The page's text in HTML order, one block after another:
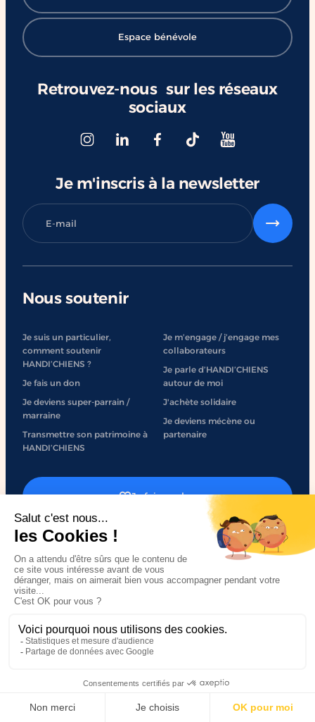
Retrouvez-nous sur les réseaux
sociaux
Espace bénévole
Je m'inscris à la newsletter
Nous soutenir
Je suis un particulier,
comment soutenir
HANDI’CHIENS ?
Je fais un don
Je deviens super-parrain /
marraine
Transmettre son patrimoine à
HANDI’CHIENS
Je m’engage / j’engage mes
collaborateurs
Je parle d’HANDI’CHIENS
autour de moi
J'achète solidaire
Je deviens mécène ou
partenaire
Je fais un don
J'engage mon entreprise
Politique de confidentialité
Accessibilité
Plan du site
Made bySweetpunk